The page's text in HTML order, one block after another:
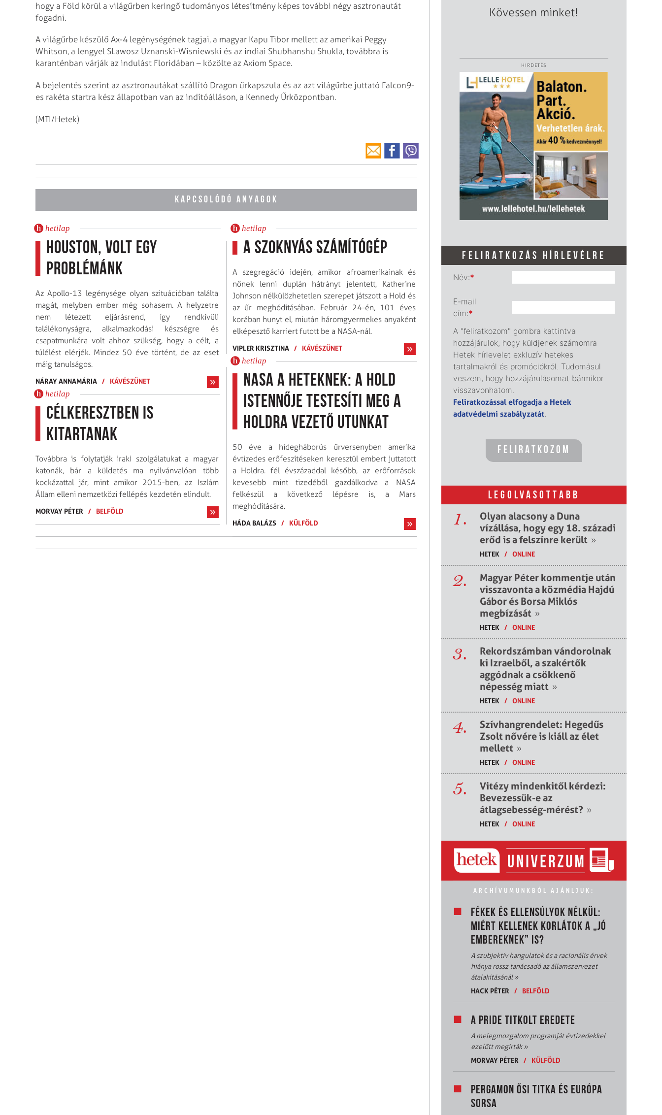
hogy a Föld körül a világűrben keringő tudományos létesítmény képes további négy asztronautát
fogadni.
A világűrbe készülő Ax-4 legénységének tagjai, a magyar Kapu Tibor mellett az amerikai Peggy
Whitson, a lengyel SLawosz Uznanski-Wisniewski és az indiai Shubhanshu Shukla, továbbra is
karanténban várják az indulást Floridában – közölte az Axiom Space.
A bejelentés szerint az asztronautákat szállító Dragon űrkapszula és az azt világűrbe juttató Falcon9-
es rakéta startra kész állapotban van az indítóálláson, a Kennedy Űrközpontban.
(MTI/Hetek)
KAPCSOLÓDÓ ANYAGOK
hetilap
Houston, volt egy
problémánk
Az Apollo-13 legénysége olyan szituációban találta
magát, melyben ember még sohasem. A helyzetre
nem létezett eljárásrend, így rendkívüli
találékonyságra, alkalmazkodási készségre és
csapatmunkára volt ahhoz szükség, hogy a célt, a
túlélést elérjék. Mindez 50 éve történt, de az eset
máig tanulságos.
NÁRAY ANNAMÁRIA / KÁVÉSZÜNET
hetilap
Célkeresztben is
kitartanak
Továbbra is folytatják iraki szolgálatukat a magyar
katonák, bár a küldetés ma nyilvánvalóan több
kockázattal jár, mint amikor 2015-ben, az Iszlám
Állam elleni nemzetközi fellépés kezdetén elindult.
MORVAY PÉTER / BELFÖLD
hetilap
A szoknyás számítógép
A szegregáció idején, amikor afroamerikainak és
nőnek lenni duplán hátrányt jelentett, Katherine
Johnson nélkülözhetetlen szerepet játszott a Hold és
az űr meghódításában. Február 24-én, 101 éves
korában hunyt el, miután háromgyermekes anyaként
elképesztő karriert futott be a NASA-nál.
VIPLER KRISZTINA / KÁVÉSZÜNET
hetilap
NASA a Heteknek: a Hold
istennője testesíti meg a
Holdra vezető utunkat
50 éve a hidegháborús űrversenyben amerika
évtizedes erőfeszítéseken keresztül embert juttatott
a Holdra. fél évszázaddal később, az erőforrások
kevesebb mint tizedéből gazdálkodva a NASA
felkészül a következő lépésre is, a Mars
meghódítására.
HÁDA BALÁZS / KÜLFÖLD
Kövessen minket!
HIRDETÉS
FELIRATKOZÁS HÍRLEVÉLRE
Név:*
E-mail
cím:*
A "feliratkozom" gombra kattintva
hozzájárulok, hogy küldjenek számomra
Hetek hírlevelet exkluzív hetekes
tartalmakról és promóciókról. Tudomásul
veszem, hogy hozzájárulásomat bármikor
visszavonhatom.
Feliratkozással elfogadja a Hetek
adatvédelmi szabályzatát
LEGOLVASOTTABB
1.
Olyan alacsony a Duna
vízállása, hogy egy 18. századi
erőd is a felszínre került »
HETEK / ONLINE
2.
Magyar Péter kommentje után
visszavonta a közmédia Hajdú
Gábor és Borsa Miklós
megbízását »
HETEK / ONLINE
3.
Rekordszámban vándorolnak
ki Izraelből, a szakértők
aggódnak a csökkenő
népesség miatt »
HETEK / ONLINE
4.
Szívhangrendelet: Hegedűs
Zsolt nővére is kiáll az élet
mellett »
HETEK / ONLINE
5.
Vitézy mindenkitől kérdezi:
Bevezessük-e az
átlagsebesség-mérést? »
HETEK / ONLINE
ARCHÍVUMUNKBÓL AJÁNLJUK:
FÉKEK ÉS ELLENSÚLYOK NÉLKÜL:
MIÉRT KELLENEK KORLÁTOK A „JÓ
EMBEREKNEK” IS?
A szubjektív hangulatok és a racionális érvek
hiánya rossz tanácsadó az államszervezet
átalakításánál»
HACK PÉTER
/ BELFÖLD
A PRIDE TITKOLT EREDETE
A melegmozgalom programját évtizedekkel
ezelőtt megírták»
MORVAY PÉTER
/ KÜLFÖLD
PERGAMON ŐSI TITKA ÉS EURÓPA
SORSA